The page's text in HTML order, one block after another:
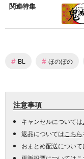
関連特集
# BL # ほのぼの
注意事項
キャンセルについては
返品については こちら
おまとめ配送について